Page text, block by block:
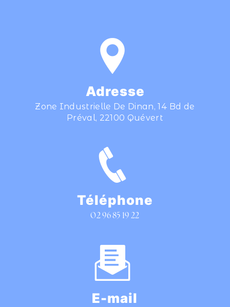
Adresse
Zone Industrielle De Dinan, 14 Bd de
Préval, 22100 Quévert
Téléphone
02 96 85 19 22
E-mail